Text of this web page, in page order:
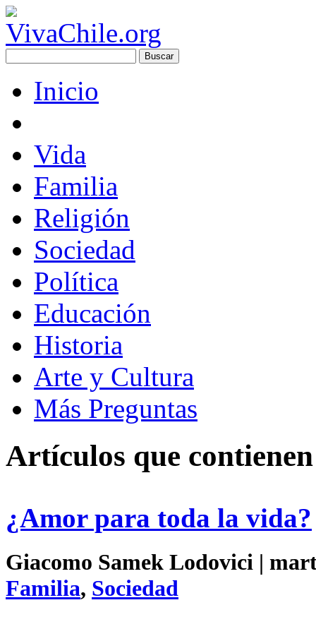
Inicio
Vida
Familia
Religión
Sociedad
Política
Educación
Historia
Arte y Cultura
Más Preguntas
Artículos que
¿Amor para toda la vida?
Giacomo Samek Lodovici |
Familia, Sociedad